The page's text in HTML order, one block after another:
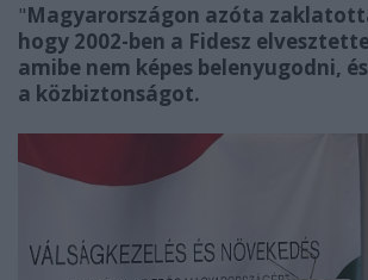
"Magyarországon azóta
hogy 2002-ben a Fidesz
amibe nem képes belenyugodni,
a közbiztonságot.